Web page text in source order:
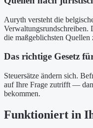
Auryth versteht die
Verwaltungsrundschreiben.
die maßgeblichsten Quellen
Das richtige Gesetz
Steuersätze ändern sich.
auf Ihre Frage zutrifft —
bekommen.
Funktioniert in